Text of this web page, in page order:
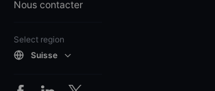
Nous contacter
Select region
Suisse